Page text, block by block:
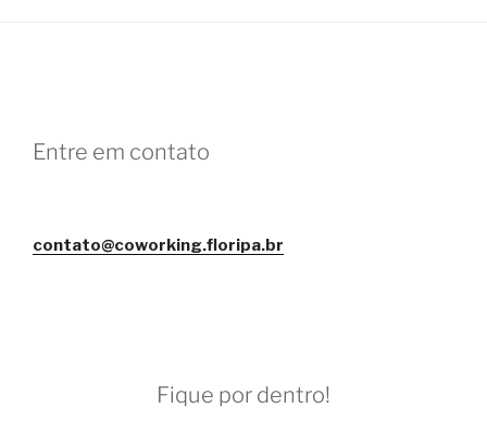
Entre em contato
contato@coworking.floripa.br
Fique por dentro!